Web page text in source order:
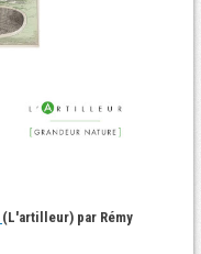
(L'artilleur) par Rémy